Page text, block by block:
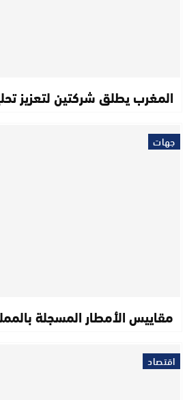
المغرب يطلق شركتين لتعزيز
جهات
مقاييس الأمطار المسجلة
اقتصاد